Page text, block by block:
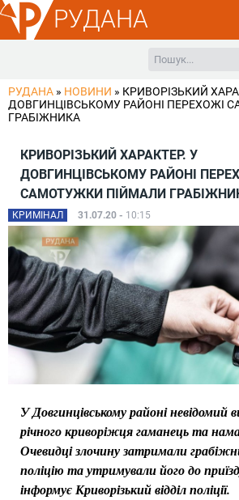
РУДАНА
РУДАНА » НОВИНИ » КРИВОРІЗЬКИЙ
ДОВГИНЦІВСЬКОМУ РАЙОНІ ПЕРЕХОЖІ
ГРАБІЖНИКА
КРИВОРІЗЬКИЙ ХАРАКТЕР. У
ДОВГИНЦІВСЬКОМУ РАЙОНІ
САМОТУЖКИ ПІЙМАЛИ
КРИМІНАЛ 31.07.20 - 10:15
У Довгинцівському районі невідомий
річного криворіжця гаманець та
Очевидці злочину затримали
поліцію та утримували його до
інформує Криворізький відділ поліції.